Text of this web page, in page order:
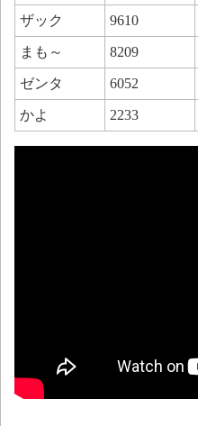
ザック 9610
まも～ 8209
ゼンタ 6052
かよ 2233